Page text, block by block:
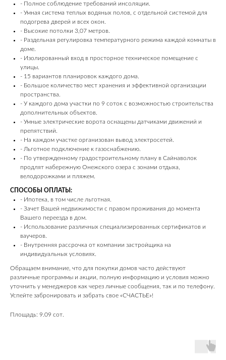
- Полное соблюдение требований инсоляции.
- Умная система теплых водяных полов, с отдельной системой для
подогрева дверей и всех окон.
- Высокие потолки 3,07 метров.
- Раздельная регулировка температурного режима каждой комнаты в
доме.
- Изолированный вход в просторное техническое помещение с
улицы.
- 15 вариантов планировок каждого дома.
- Большое количество мест хранения и эффективной организации
пространства.
- У каждого дома участки по 9 соток с возможностью строительства
дополнительных объектов.
- Умные электрические ворота оснащены датчиками движений и
препятствий.
- На каждом участке организован вывод электросетей.
- Льготное подключение к газоснабжению.
- По утвержденному градостроительному плану в Сайнаволок
продлят набережную Онежского озера с зонами отдыха,
велодорожками и пляжем.
СПОСОБЫ ОПЛАТЫ:
- Ипотека, в том числе льготная.
- Зачет Вашей недвижимости с правом проживания до момента
Вашего переезда в дом.
- Использование различных специализированных сертификатов и
ваучеров.
- Внутренняя рассрочка от компании застройщика на
индивидуальных условиях.
Обращаем внимание, что для покупки домов часто действуют
различные программы и акции, полную информацию и условия можно
уточнить у менеджеров как через личные сообщения, так и по телефону.
Успейте забронировать и забрать свое «СЧАСТЬЕ»!
Площадь: 9.09 сот.